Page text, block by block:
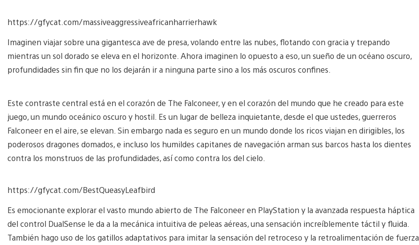
https://gfycat.com/massiveaggressiveafricanharrierhawk
Imaginen viajar sobre una gigantesca ave de presa, volando entre las nubes, flotando con gracia y trepando
mientras un sol dorado se eleva en el horizonte. Ahora imaginen lo opuesto a eso, un sueño de un océano oscuro,
profundidades sin fin que no los dejarán ir a ninguna parte sino a los más oscuros confines.
Este contraste central está en el corazón de The Falconeer, y en el corazón del mundo que he creado para este
juego, un mundo oceánico oscuro y hostil. Es un lugar de belleza inquietante, desde el que ustedes, guerreros
Falconeer en el aire, se elevan. Sin embargo nada es seguro en un mundo donde los ricos viajan en dirigibles, los
poderosos dragones domados, e incluso los humildes capitanes de navegación arman sus barcos hasta los dientes
contra los monstruos de las profundidades, así como contra los del cielo.
https://gfycat.com/BestQueasyLeafbird
Es emocionante explorar el vasto mundo abierto de The Falconeer en PlayStation y la avanzada respuesta háptica
del control DualSense le da a la mecánica intuitiva de peleas aéreas, una sensación increíblemente táctil y fluida.
También hago uso de los gatillos adaptativos para imitar la sensación del retroceso y la retroalimentación de fuerza